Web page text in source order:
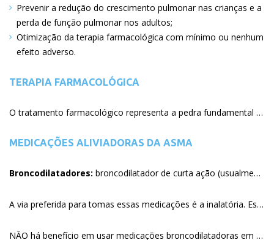
Prevenir a redução do crescimento pulmonar nas crianças e a
perda de função pulmonar nos adultos
Otimização da terapia farmacológica com mínimo ou nenhum
efeito adverso
TERAPIA FARMACOLÓGICA
O tratamento farmacológico representa a pedra fundamental do manejo da maioria dos pacientes com asma. A abordagem passo-a-passo da farmacoterapia é baseado no aumento da medicação até que a asma esteja sob controle, e diminuir as medicações quando possível para minimizar os efeitos adversos. O manejo do paciente deve ser ajustado, se necessário, a cada visita.
MEDICAÇÕES ALIVIADORAS DA ASMA
Broncodilatadores: broncodilatador de curta ação (usualmente beta-2 adrenérgicos e anticolinérgicos) aliviam os sintomas de asma rapidamente, ao relaxar temporariamente a musculatura ao redor das vias aéreas estreitadas.
A via preferida para tomas essas medicações é a inalatória. Essa forma permite a medicação ter efeitos rápidos e mínimos efeitos adversos.
NÃO há benefício em usar medicações broncodilatadoras em base regular. Se os sintomas de asma estão ocorrendo regularmente mais que duas vezes por semana, o tratamento deve ser revisto. Outras medicações são mais efetivas para sintomas persistentes nessa situação.